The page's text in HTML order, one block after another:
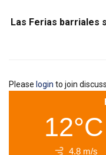
Las Ferias barriales
Please login to join
12°C
4.8 m/s